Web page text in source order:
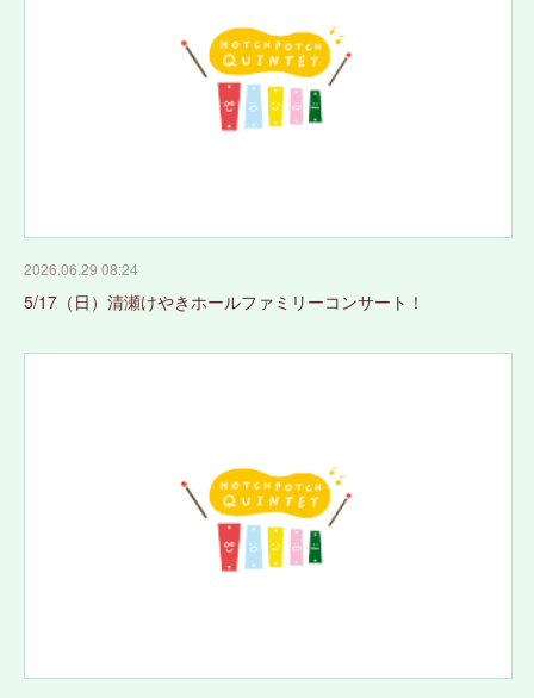
2026.06.29 08:24
5/17（日）清瀬けやきホールファミリーコンサート！